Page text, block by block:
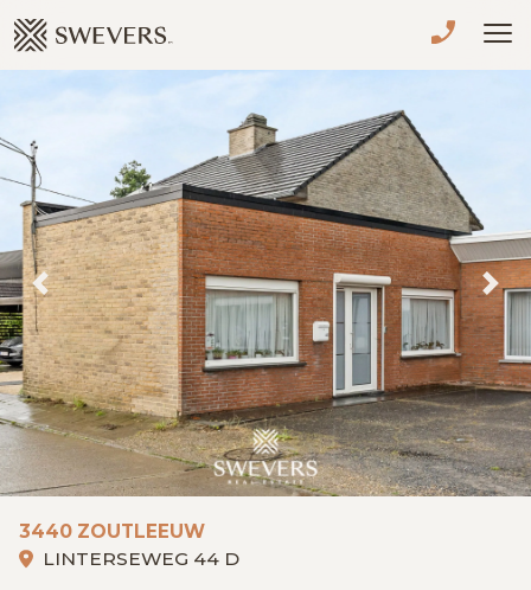
VERKOPEN
TE KOOP
TE HUUR
NIEUWBOUW
ADVIES
OVER ONS
VASTGOEDCAFÉ
Previous
3440 ZOUTLEEUW
LINTERSEWEG 44 D